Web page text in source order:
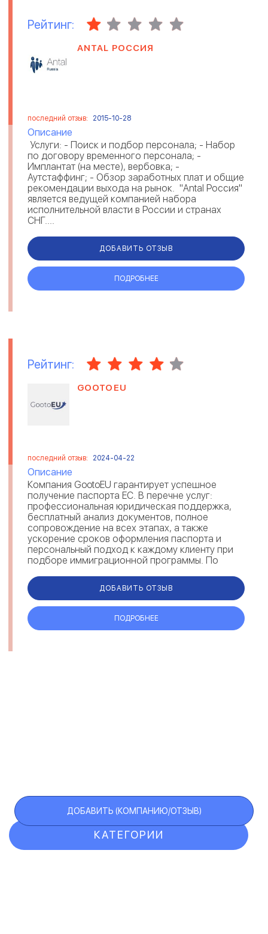
Рейтинг:
ANTAL РОССИЯ
последний отзыв: 2015-10-28
Описание
Услуги: - Поиск и подбор персонала; - Набор
по договору временного персонала; -
Имплантат (на месте), вербовка; -
Аутстаффинг; - Обзор заработных плат и общие
рекомендации выхода на рынок. "Antal Россия"
является ведущей компанией набора
исполнительной власти в России и странах
СНГ....
ДОБАВИТЬ ОТЗЫВ
ПОДРОБНЕЕ
Рейтинг:
GOOTOEU
последний отзыв: 2024-04-22
Описание
Компания GootoEU гарантирует успешное
получение паспорта ЕС. В перечне услуг:
профессиональная юридическая поддержка,
бесплатный анализ документов, полное
сопровождение на всех этапах, а также
ускорение сроков оформления паспорта и
персональный подход к каждому клиенту при
подборе иммиграционной программы. По
получения румы...
ДОБАВИТЬ ОТЗЫВ
ПОДРОБНЕЕ
КАТЕГОРИИ
ДОБАВИТЬ (КОМПАНИЮ/ОТЗЫВ)